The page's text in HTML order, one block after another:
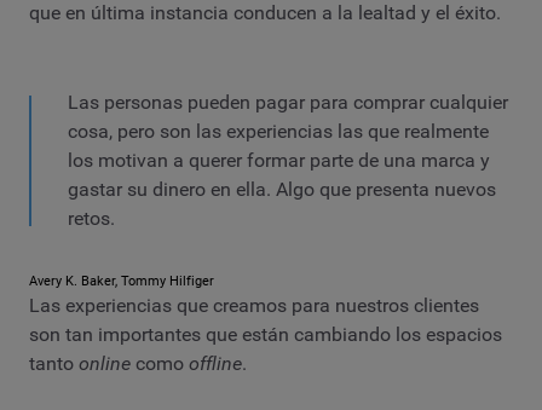
que en última instancia conducen a la lealtad y el éxito.
Las personas pueden pagar para comprar cualquier
cosa, pero son las experiencias las que realmente
los motivan a querer formar parte de una marca y
gastar su dinero en ella. Algo que presenta nuevos
retos.
Avery K. Baker, Tommy Hilfiger
Las experiencias que creamos para nuestros clientes
son tan importantes que están cambiando los espacios
tanto online como offline.